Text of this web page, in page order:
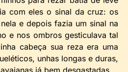
com eles o sinal da cruz: os
e depois fazia um sinal na
e nos ombros gesticulava tal
cabeça sua reza era uma
unhas longas e duras,
já bem desgastadas.